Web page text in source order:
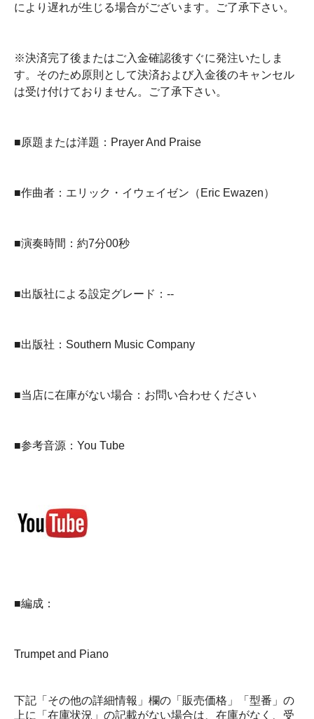
により遅れが生じる場合がございます。ご了承下さい。
※決済完了後またはご入金確認後すぐに発注いたしま
す。そのため原則として決済および入金後のキャンセル
は受け付けておりません。ご了承下さい。
■原題または洋題：Prayer And Praise
■作曲者：エリック・イウェイゼン（Eric Ewazen）
■演奏時間：約7分00秒
■出版社による設定グレード：--
■出版社：Southern Music Company
■当店に在庫がない場合：お問い合わせください
■参考音源：You Tube
■編成：
Trumpet and Piano
下記「その他の詳細情報」欄の「販売価格」「型番」の
上に「在庫状況」の記載がない場合は、在庫がなく、受